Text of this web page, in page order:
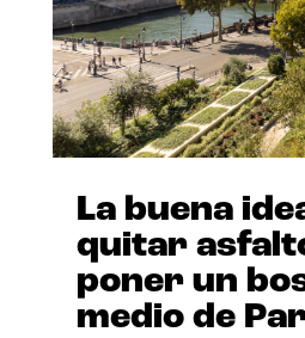
La buena
quitar
poner un
medio de